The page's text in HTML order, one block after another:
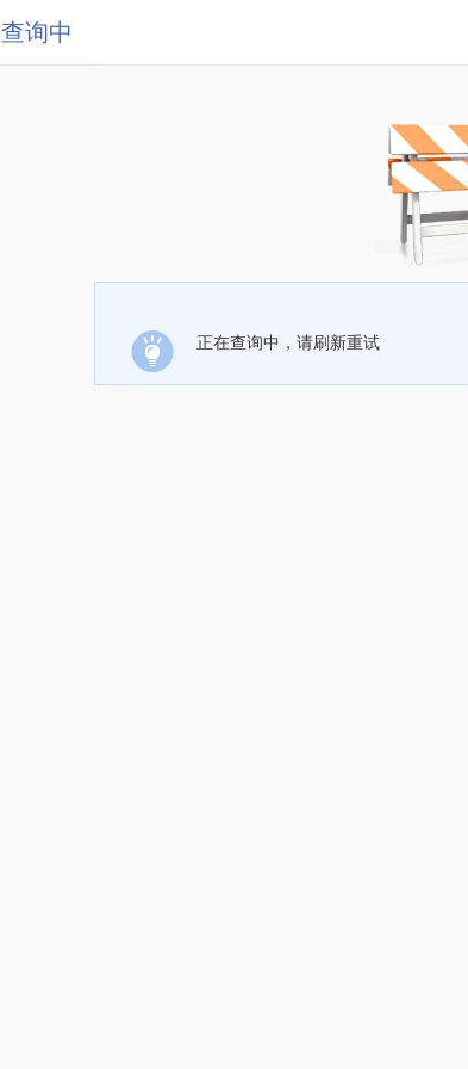
询中
正在查询中，请刷新重试